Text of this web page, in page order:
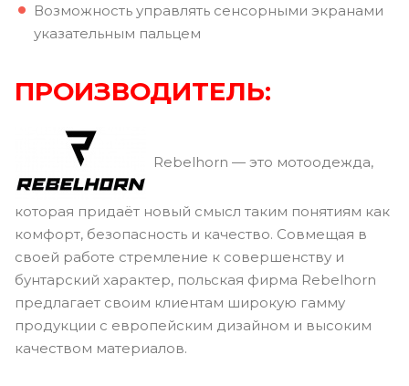
Возможность управлять сенсорными экранами
указательным пальцем
ПРОИЗВОДИТЕЛЬ:
Rebelhorn — это мотоодежда,
которая придаёт новый смысл таким понятиям как
комфорт, безопасность и качество. Совмещая в
своей работе стремление к совершенству и
бунтарский характер, польская фирма Rebelhorn
предлагает своим клиентам широкую гамму
продукции с европейским дизайном и высоким
качеством материалов.